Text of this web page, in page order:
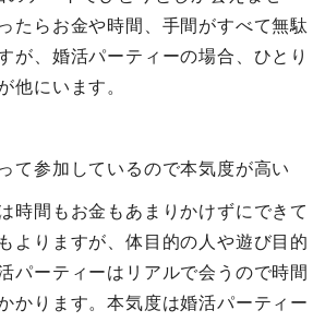
たらお金や時間、手間がすべて無駄
が、婚活パーティーの場合、ひとり
他にいます。
て参加しているので本気度が高い
時間もお金もあまりかけずにできて
よりますが、体目的の人や遊び目的
パーティーはリアルで会うので時間
かります。本気度は婚活パーティー